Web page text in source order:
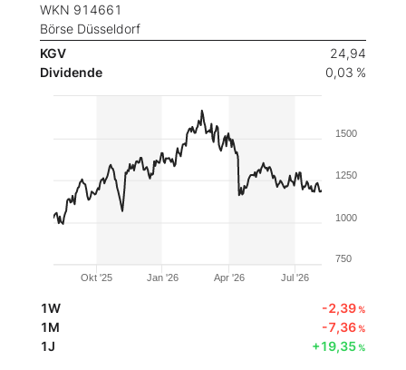
WKN 914661
Börse Düsseldorf
KGV
24,94
Dividende
0,03 %
Okt '25 Jan '26 Apr '26 Jul '26
750
1000
1250
1500
1W -2,39%
1M -7,36%
1J +19,35%